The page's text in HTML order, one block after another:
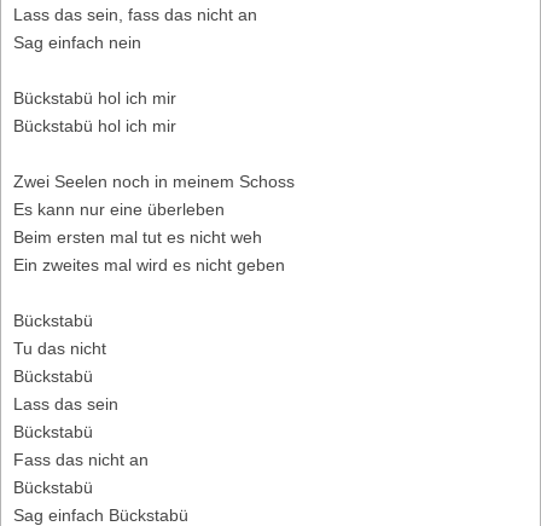
Lass das sein, fass das nicht an
Sag einfach nein
Bückstabü hol ich mir
Bückstabü hol ich mir
Zwei Seelen noch in meinem Schoss
Es kann nur eine überleben
Beim ersten mal tut es nicht weh
Ein zweites mal wird es nicht geben
Bückstabü
Tu das nicht
Bückstabü
Lass das sein
Bückstabü
Fass das nicht an
Bückstabü
Sag einfach Bückstabü